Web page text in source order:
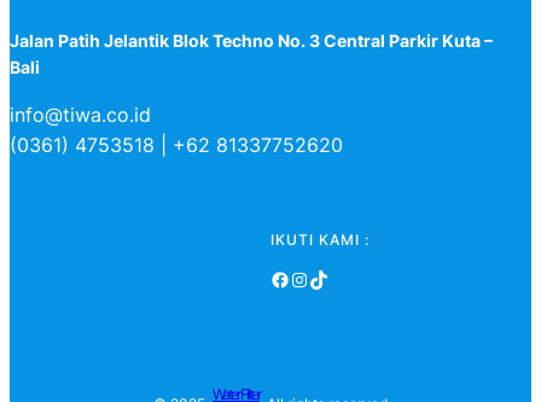
Jalan Patih Jelantik Blok Techno No. 3 Central Parkir Kuta –
Bali
info@tiwa.co.id
(0361) 4753518 | +62 81337752620
IKUTI KAMI :
Facebook Instagram TikTok
Water Filter